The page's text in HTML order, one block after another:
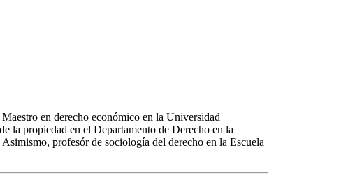
en derecho económico en la Universidad
la propiedad en el Departamento de Derecho en la
profesór de sociología del derecho en la Escuela